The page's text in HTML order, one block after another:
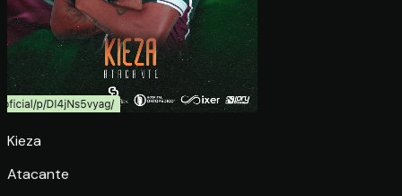
Kieza
Atacante